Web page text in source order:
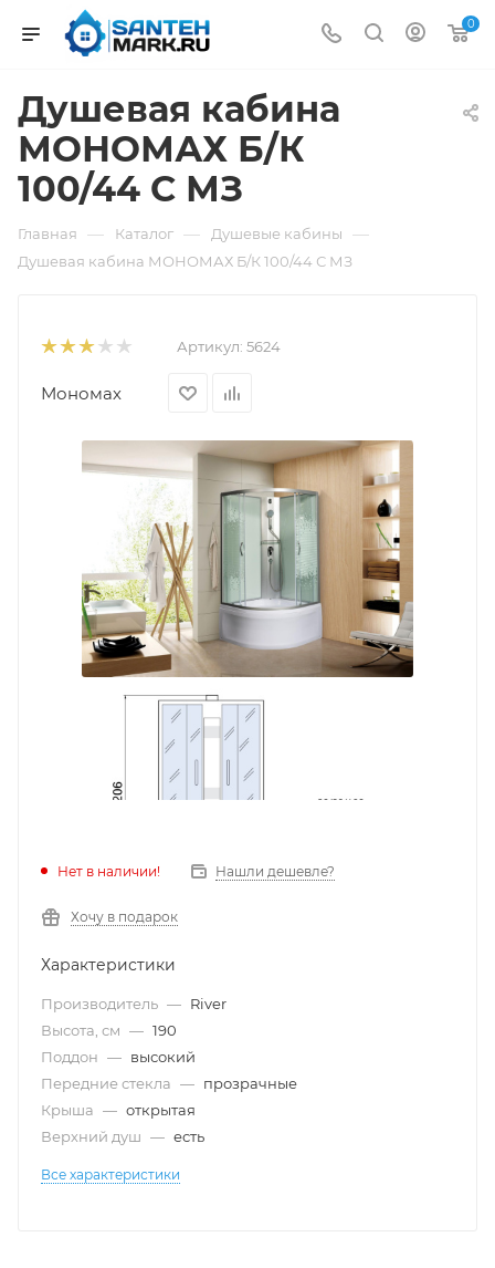
0
Душевая кабина
МОНОМАХ Б/К
100/44 С МЗ
Главная — Каталог — Душевые кабины —
Душевая кабина МОНОМАХ Б/К 100/44 С МЗ
Артикул: 5624
Мономах
Нет в наличии! Нашли дешевле?
Хочу в подарок
Характеристики
Производитель — River
Высота, см — 190
Поддон — высокий
Передние стекла — прозрачные
Крыша — открытая
Верхний душ — есть
Все характеристики